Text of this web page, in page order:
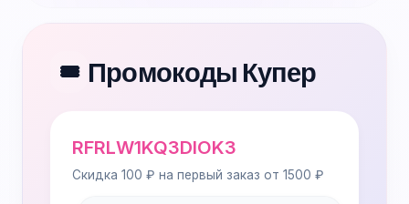
🎟️ Промокоды Купер
RFRLW1KQ3DIOK3
Скидка 100 ₽ на первый заказ от 1500 ₽